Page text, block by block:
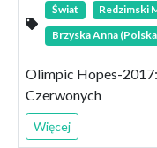
Świat
Redzimski
Brzyska Anna
Olimpic Hopes-2017:
Czerwonych
Więcej